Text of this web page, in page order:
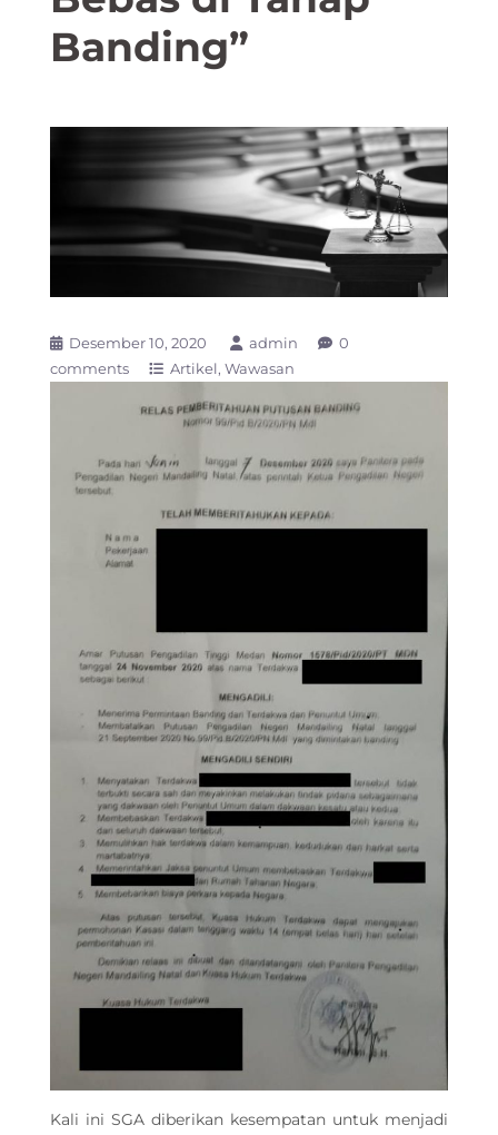
Banding”
Desember 10, 2020 admin
0
comments
Artikel Wawasan
Kali ini SGA diberikan kesempatan untuk menjadi